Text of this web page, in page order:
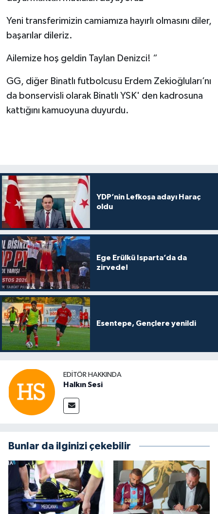
Yeni transferimizin camiamıza hayırlı olmasını diler,
başarılar dileriz.
Ailemize hoş geldin Taylan Denizci! “
GG, diğer Binatlı futbolcusu Erdem Zekioğluları’nı
da bonservisli olarak Binatlı YSK' den kadrosuna
kattığını kamuoyuna duyurdu.
YDP’nin Lefkoşa adayı Haraç
oldu
Ege Erülkü Isparta’da da
zirvede!
Esentepe, Gençlere yenildi
EDITÖR HAKKINDA
Halkın Sesi
Bunlar da ilginizi çekebilir